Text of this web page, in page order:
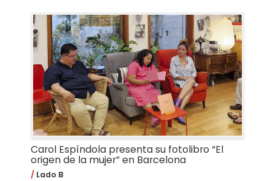
Carol Espíndola presenta su fotolibro “El
origen de la mujer” en Barcelona
Lado B